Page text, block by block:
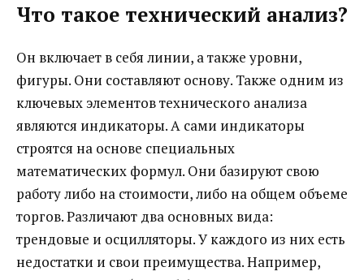
Что такое технический анализ?
Он включает в себя линии, а также уровни,
фигуры. Они составляют основу. Также одним из
ключевых элементов технического анализа
являются индикаторы. А сами индикаторы
строятся на основе специальных
математических формул. Они базируют свою
работу либо на стоимости, либо на общем объеме
торгов. Различают два основных вида:
трендовые и осцилляторы. У каждого из них есть
недостатки и свои преимущества. Например,